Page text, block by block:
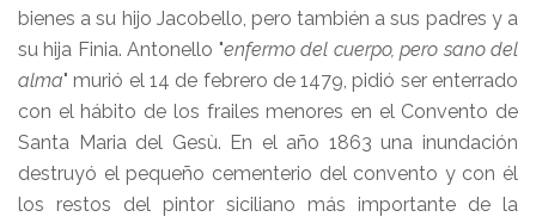
bienes a su hijo Jacobello, pero también a sus padres y a
su hija Finia. Antonello "enfermo del cuerpo, pero sano del
alma" murió el 14 de febrero de 1479, pidió ser enterrado
con el hábito de los frailes menores en el Convento de
Santa Maria del Gesù. En el año 1863 una inundación
destruyó el pequeño cementerio del convento y con él
los restos del pintor siciliano más importante de la